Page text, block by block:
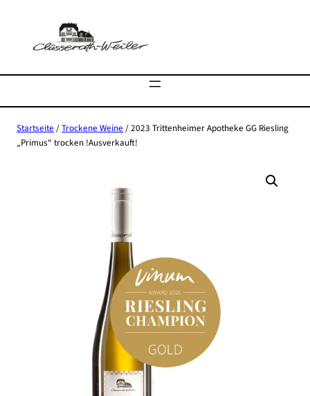
Startseite /Trockene Weine / 2023 Trittenheimer Apotheke GG Riesling
„Primus“ trocken !Ausverkauft!